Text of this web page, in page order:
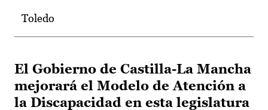
Toledo
El Gobierno de Castilla-La Mancha
mejorará el Modelo de Atención a
la Discapacidad en esta legislatura